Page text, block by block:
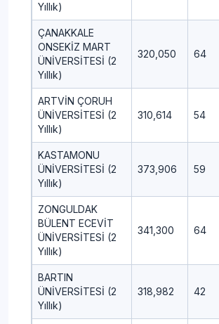
Yıllık)
ÇANAKKALE
ONSEKİZ MART
ÜNİVERSİTESİ (2
Yıllık)
320,050 64
ARTVİN ÇORUH
ÜNİVERSİTESİ (2
Yıllık)
310,614 54
KASTAMONU
ÜNİVERSİTESİ (2
Yıllık)
373,906 59
ZONGULDAK
BÜLENT ECEVİT
ÜNİVERSİTESİ (2
Yıllık)
341,300 64
BARTIN
ÜNİVERSİTESİ (2
Yıllık)
318,982 42